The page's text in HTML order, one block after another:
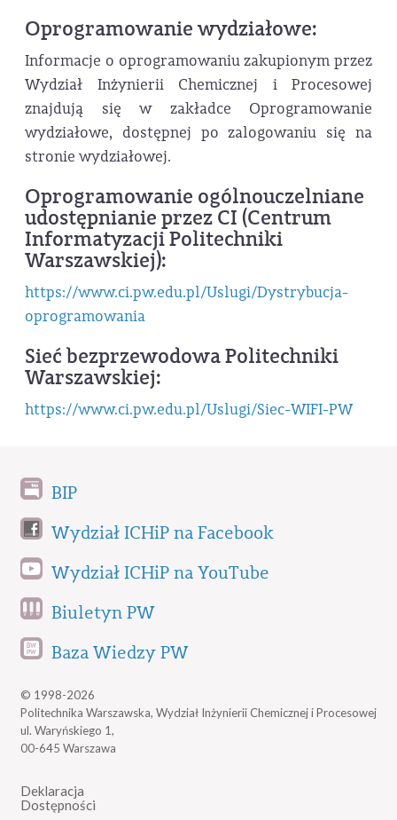
Oprogramowanie wydziałowe:
Informacje o oprogramowaniu zakupionym przez
Wydział Inżynierii Chemicznej i Procesowej
znajdują się w zakładce Oprogramowanie
wydziałowe, dostępnej po zalogowaniu się na
stronie wydziałowej.
Oprogramowanie ogólnouczelniane
udostępnianie przez CI (Centrum
Informatyzacji Politechniki
Warszawskiej):
https://www.ci.pw.edu.pl/Uslugi/Dystrybucja-
oprogramowania
Sieć bezprzewodowa Politechniki
Warszawskiej:
https://www.ci.pw.edu.pl/Uslugi/Siec-WIFI-PW
BIP
Wydział ICHiP na Facebook
Wydział ICHiP na YouTube
Biuletyn PW
Baza Wiedzy PW
© 1998-2026
Politechnika Warszawska, Wydział Inżynierii Chemicznej i Procesowej
ul. Waryńskiego 1,
00-645 Warszawa
Deklaracja
Dostępności